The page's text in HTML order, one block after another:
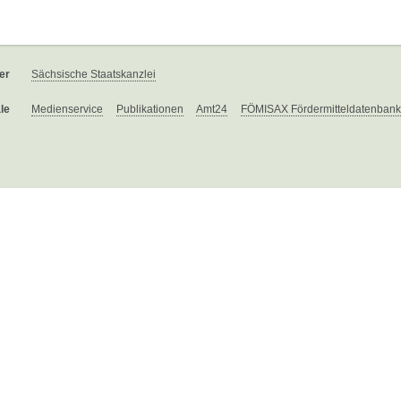
Sächsische Staatskanzlei
Medienservice Publikationen Amt24 FÖMISAX Fördermitteldatenbank